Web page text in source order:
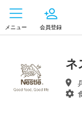
メニュー 会員登録
ネ